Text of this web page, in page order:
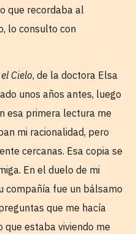
que recordaba al
lo consulto con
Cielo, de la doctora Elsa
unos años antes, luego
esa primera lectura me
mi racionalidad, pero
cercanas. Esa copia se
En el duelo de mi
compañía fue un bálsamo
que me hacía
estaba viviendo me